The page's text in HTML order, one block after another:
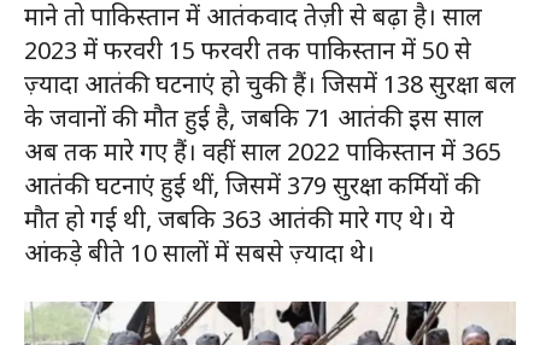
माने तो पाकिस्तान में आतंकवाद तेज़ी से बढ़ा है। साल
2023 में फरवरी 15 फरवरी तक पाकिस्तान में 50 से
ज़्यादा आतंकी घटनाएं हो चुकी हैं। जिसमें 138 सुरक्षा बल
के जवानों की मौत हुई है, जबकि 71 आतंकी इस साल
अब तक मारे गए हैं। वहीं साल 2022 पाकिस्तान में 365
आतंकी घटनाएं हुई थीं, जिसमें 379 सुरक्षा कर्मियों की
मौत हो गई थी, जबकि 363 आतंकी मारे गए थे। ये
आंकड़े बीते 10 सालों में सबसे ज़्यादा थे।